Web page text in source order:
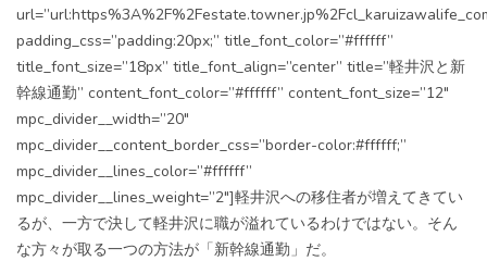
padding_css=”padding:20px;” title_font_color=”#ffffff”
title_font_size=”18px” title_font_align=”center” title=”軽井沢と新
幹線通勤” content_font_color=”#ffffff” content_font_size=”12″
mpc_divider__width=”20″
mpc_divider__content_border_css=”border-color:#ffffff;”
mpc_divider__lines_color=”#ffffff”
mpc_divider__lines_weight=”2″]軽井沢への移住者が増えてきてい
るが、一方で決して軽井沢に職が溢れているわけではない。そん
な方々が取る一つの方法が「新幹線通勤」だ。